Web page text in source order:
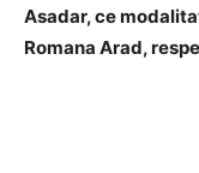
Asadar, ce
Romana Arad,